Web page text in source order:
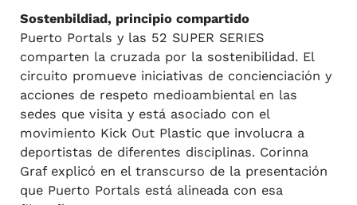
Sostenbildiad, principio compartido
Puerto Portals y las 52 SUPER SERIES
comparten la cruzada por la sostenibilidad. El
circuito promueve iniciativas de concienciación y
acciones de respeto medioambiental en las
sedes que visita y está asociado con el
movimiento Kick Out Plastic que involucra a
deportistas de diferentes disciplinas. Corinna
Graf explicó en el transcurso de la presentación
que Puerto Portals está alineada con esa